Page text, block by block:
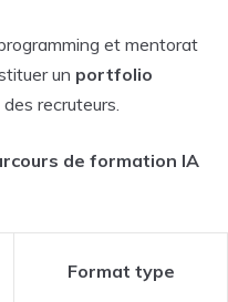
et mentorat
un portfolio
recruteurs.
de formation IA
Format type